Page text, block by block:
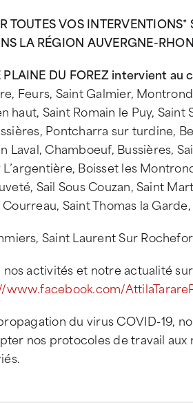
VOS INTERVENTIONS*
LA RÉGION AUVERGNE-
PLAINE DU FOREZ intervient
Feurs, Saint Galmier,
haut, Saint Romain le Puy,
Pontcharra sur turdine,
Laval, Chamboeuf, Bussières,
L’argentière, Boisset les
Sail Sous Couzan, Saint
Saint Thomas la
Saint Laurent Sur
activités et notre actualité
www.facebook.com/
du virus COVID-19,
nos protocoles de travail